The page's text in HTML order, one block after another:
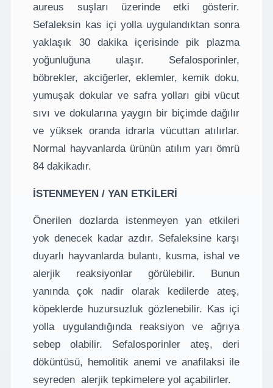
aureus suşları üzerinde etki gösterir.
Sefaleksin kas içi yolla uygulandıktan sonra
yaklaşık 30 dakika içerisinde pik plazma
yoğunluğuna ulaşır. Sefalosporinler,
böbrekler, akciğerler, eklemler, kemik doku,
yumuşak dokular ve safra yolları gibi vücut
sıvı ve dokularına yaygın bir biçimde dağılır
ve yüksek oranda idrarla vücuttan atılırlar.
Normal hayvanlarda ürünün atılım yarı ömrü
84 dakikadır.
İSTENMEYEN / YAN ETKİLERİ
Önerilen dozlarda istenmeyen yan etkileri
yok denecek kadar azdır. Sefaleksine karşı
duyarlı hayvanlarda bulantı, kusma, ishal ve
alerjik reaksiyonlar görülebilir. Bunun
yanında çok nadir olarak kedilerde ateş,
köpeklerde huzursuzluk gözlenebilir. Kas içi
yolla uygulandığında reaksiyon ve ağrıya
sebep olabilir. Sefalosporinler ateş, deri
döküntüsü, hemolitik anemi ve anafilaksi ile
seyreden alerjik tepkimelere yol açabilirler.